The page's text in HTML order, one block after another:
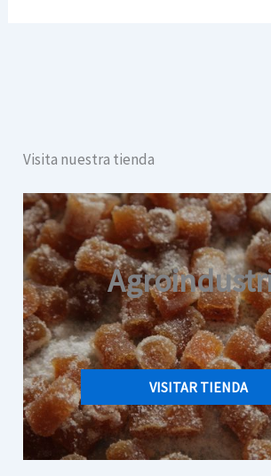
Visita nuestra tienda
VISITAR TIENDA